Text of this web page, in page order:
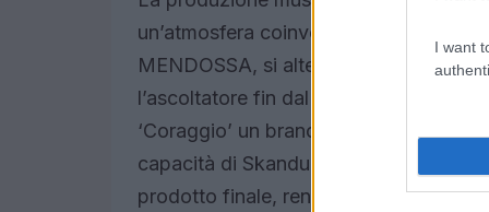
I want
un’atmosfera coinvolgente e dinamica.
MENDOSSA, si alternano con abilità,
l’ascoltatore fin dal primo ascolto. La
‘Coraggio’ un brano perfetto per le
capacità di Skandu di mescolare
prodotto finale, rendendo il brano